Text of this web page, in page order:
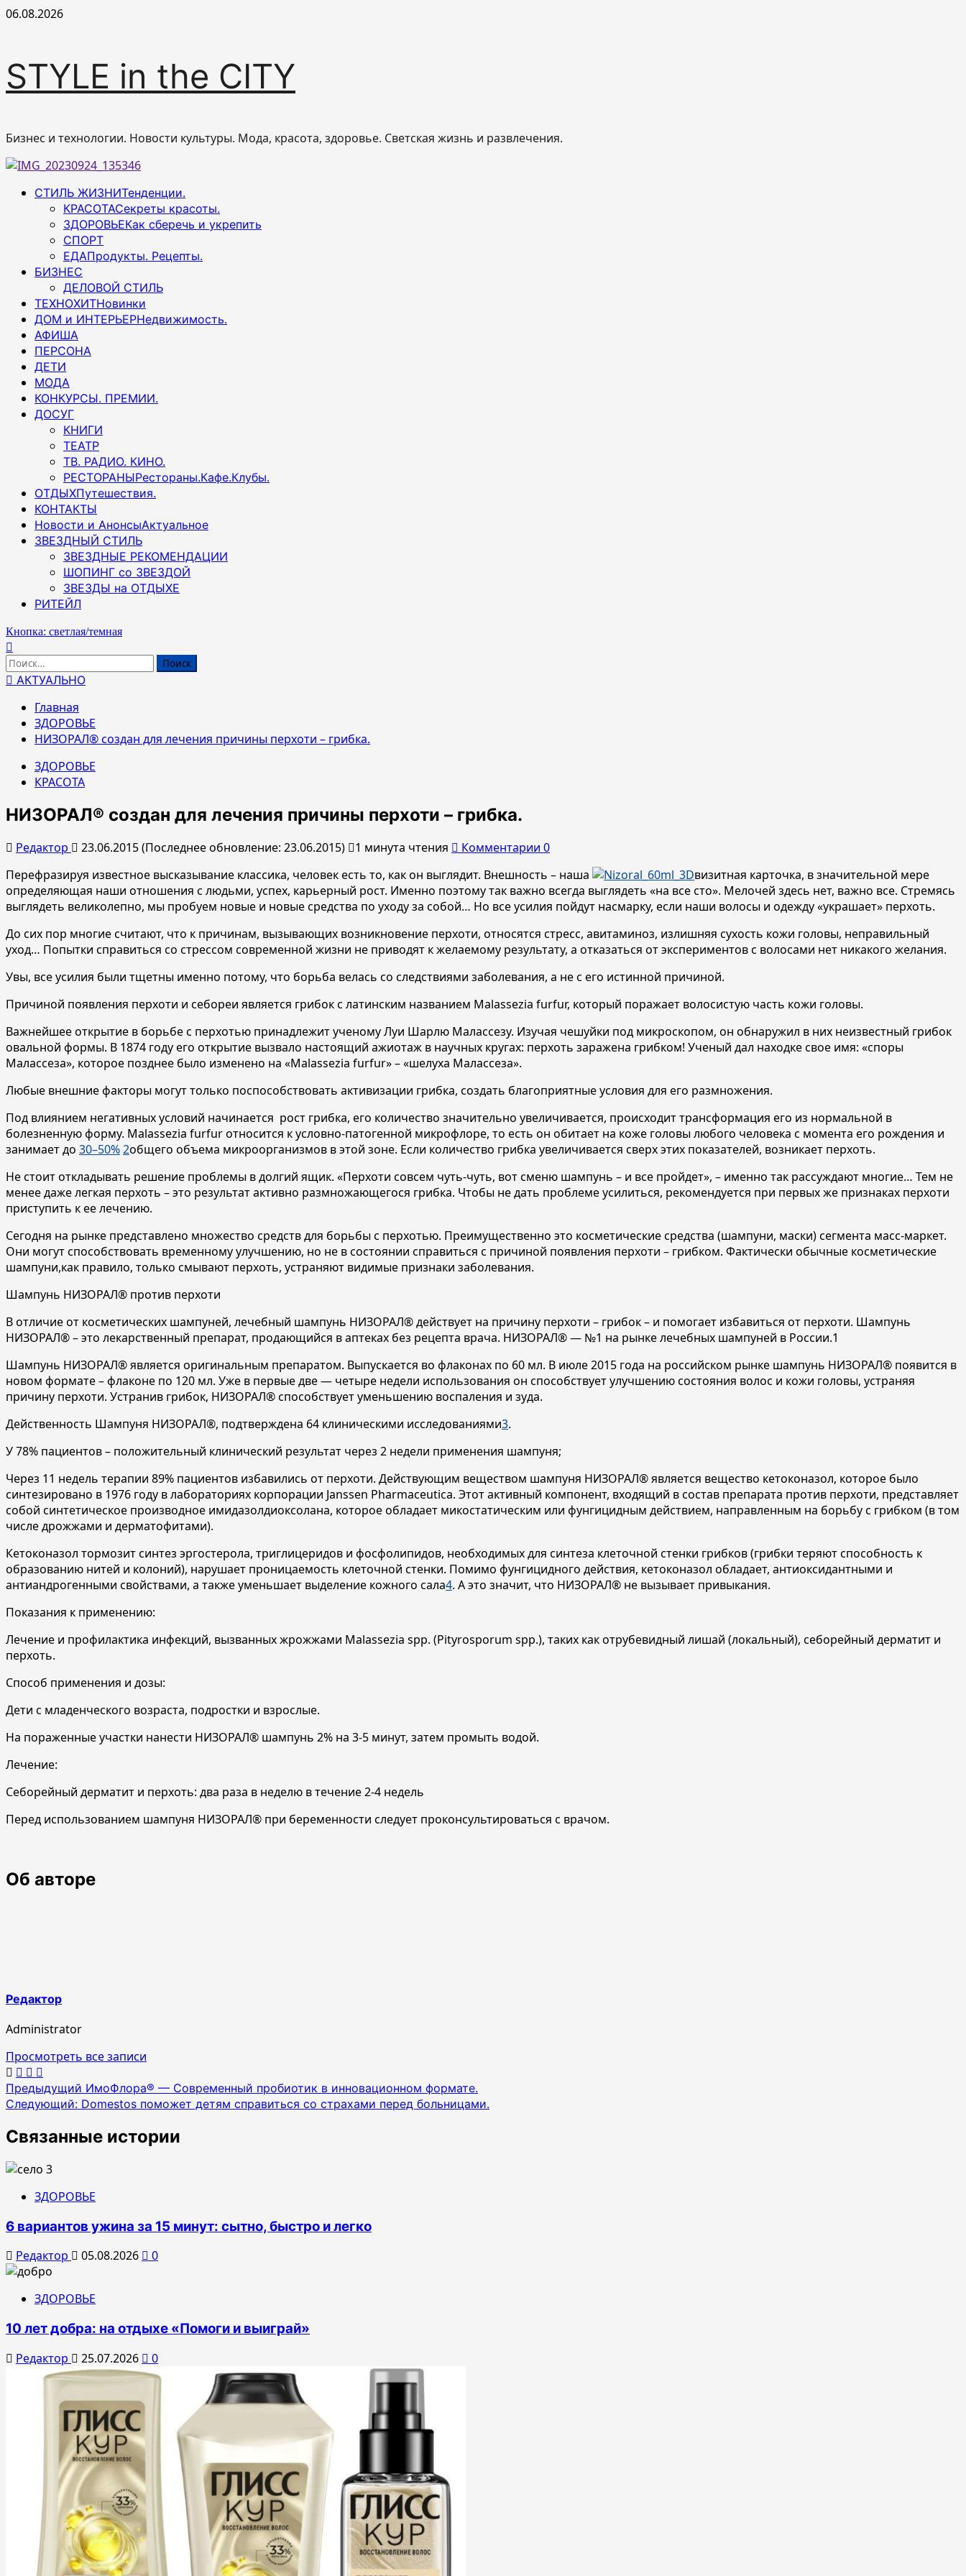
Перейти
06.08.2026
STYLE in the CITY
Бизнес и технологии. Новости культуры. Мода, красота, здоровье. Светская жизнь и развлечения.
Основное
СТИЛЬ ЖИЗНИТенденции.
КРАСОТАСекреты красоты.
ЗДОРОВЬЕКак сберечь и укрепить
СПОРТ
ЕДАПродукты. Рецепты.
БИЗНЕС
ДЕЛОВОЙ СТИЛЬ
ТЕХНОХИТНовинки
ДОМ и ИНТЕРЬЕРНедвижимость.
АФИША
ПЕРСОНА
ДЕТИ
МОДА
КОНКУРСЫ. ПРЕМИИ.
ДОСУГ
КНИГИ
ТЕАТР
ТВ. РАДИО. КИНО.
РЕСТОРАНЫРестораны.Кафе.Клубы.
ОТДЫХПутешествия.
КОНТАКТЫ
Новости и АнонсыАктуальное
ЗВЕЗДНЫЙ СТИЛЬ
ЗВЕЗДНЫЕ РЕКОМЕНДАЦИИ
ШОПИНГ со ЗВЕЗДОЙ
ЗВЕЗДЫ на ОТДЫХЕ
РИТЕЙЛ
Кнопка: светлая/темная
Найти:
АКТУАЛЬНО
Главная
ЗДОРОВЬЕ
НИЗОРАЛ® создан для лечения причины перхоти – грибка.
ЗДОРОВЬЕ
КРАСОТА
НИЗОРАЛ® создан для лечения причины перхоти – грибка.
Редактор 23.06.2015 (Последнее обновление: 23.06.2015) 1 минута чтения
Комментарии 0
Перефразируя известное высказывание классика, человек есть то, как он выглядит. Внешность – наша
визитная карточка, в значительной мере
определяющая наши отношения с людьми, успех, карьерный рост. Именно поэтому так важно всегда выглядеть «на все сто». Мелочей здесь нет, важно все. Стремясь
выглядеть великолепно, мы пробуем новые и новые средства по уходу за собой… Но все усилия пойдут насмарку, если наши волосы и одежду «украшает» перхоть.
До сих пор многие считают, что к причинам, вызывающих возникновение перхоти, относятся стресс, авитаминоз, излишняя сухость кожи головы, неправильный
уход… Попытки справиться со стрессом современной жизни не приводят к желаемому результату, а отказаться от экспериментов с волосами нет никакого желания.
Увы, все усилия были тщетны именно потому, что борьба велась со следствиями заболевания, а не с его истинной причиной.
Причиной появления перхоти и себореи является грибок с латинским названием Malassezia furfur, который поражает волосистую часть кожи головы.
Важнейшее открытие в борьбе с перхотью принадлежит ученому Луи Шарлю Малассезу. Изучая чешуйки под микроскопом, он обнаружил в них неизвестный грибок
овальной формы. В 1874 году его открытие вызвало настоящий ажиотаж в научных кругах: перхоть заражена грибком! Ученый дал находке свое имя: «споры
Малассеза», которое позднее было изменено на «Malassezia furfur» – «шелуха Малассеза».
Любые внешние факторы могут только поспособствовать активизации грибка, создать благоприятные условия для его размножения.
Под влиянием негативных условий начинается рост грибка, его количество значительно увеличивается, происходит трансформация его из нормальной в
болезненную форму. Malassezia furfur относится к условно-патогенной микрофлоре, то есть он обитает на коже головы любого человека с момента его рождения и
занимает до 30–50%2общего объема микроорганизмов в этой зоне. Если количество грибка увеличивается сверх этих показателей, возникает перхоть.
Не стоит откладывать решение проблемы в долгий ящик. «Перхоти совсем чуть-чуть, вот сменю шампунь – и все пройдет», – именно так рассуждают многие… Тем не
менее даже легкая перхоть – это результат активно размножающегося грибка. Чтобы не дать проблеме усилиться, рекомендуется при первых же признаках перхоти
приступить к ее лечению.
Сегодня на рынке представлено множество средств для борьбы с перхотью. Преимущественно это косметические средства (шампуни, маски) сегмента масс-маркет.
Они могут способствовать временному улучшению, но не в состоянии справиться с причиной появления перхоти – грибком. Фактически обычные косметические
шампуни,как правило, только смывают перхоть, устраняют видимые признаки заболевания.
Шампунь НИЗОРАЛ® против перхоти
В отличие от косметических шампуней, лечебный шампунь НИЗОРАЛ® действует на причину перхоти – грибок – и помогает избавиться от перхоти. Шампунь
НИЗОРАЛ® – это лекарственный препарат, продающийся в аптеках без рецепта врача. НИЗОРАЛ® — №1 на рынке лечебных шампуней в России.1
Шампунь НИЗОРАЛ® является оригинальным препаратом. Выпускается во флаконах по 60 мл. В июле 2015 года на российском рынке шампунь НИЗОРАЛ® появится в
новом формате – флаконе по 120 мл. Уже в первые две — четыре недели использования он способствует улучшению состояния волос и кожи головы, устраняя
причину перхоти. Устранив грибок, НИЗОРАЛ® способствует уменьшению воспаления и зуда.
Действенность Шампуня НИЗОРАЛ®, подтверждена 64 клиническими исследованиями3.
У 78% пациентов – положительный клинический результат через 2 недели применения шампуня;
Через 11 недель терапии 89% пациентов избавились от перхоти. Действующим веществом шампуня НИЗОРАЛ® является вещество кетоконазол, которое было
синтезировано в 1976 году в лабораториях корпорации Janssen Pharmaceutica. Этот активный компонент, входящий в состав препарата против перхоти, представляет
собой синтетическое производное имидазолдиоксолана, которое обладает микостатическим или фунгицидным действием, направленным на борьбу с грибком (в том
числе дрожжами и дерматофитами).
Кетоконазол тормозит синтез эргостерола, триглицеридов и фосфолипидов, необходимых для синтеза клеточной стенки грибков (грибки теряют способность к
образованию нитей и колоний), нарушает проницаемость клеточной стенки. Помимо фунгицидного действия, кетоконазол обладает, антиоксидантными и
антиандрогенными свойствами, а также уменьшает выделение кожного сала4. А это значит, что НИЗОРАЛ® не вызывает привыкания.
Показания к применению:
Лечение и профилактика инфекций, вызванных жрожжами Malassezia spp. (Pityrosporum spp.), таких как отрубевидный лишай (локальный), себорейный дерматит и
перхоть.
Способ применения и дозы:
Дети с младенческого возраста, подростки и взрослые.
На пораженные участки нанести НИЗОРАЛ® шампунь 2% на 3-5 минут, затем промыть водой.
Лечение:
Себорейный дерматит и перхоть: два раза в неделю в течение 2-4 недель
Перед использованием шампуня НИЗОРАЛ® при беременности следует проконсультироваться с врачом.
Об авторе
Редактор
Administrator
Просмотреть все записи
Навигация
по
записям
Предыдущий ИмоФлора® — Современный пробиотик в инновационном формате.
Следующий: Domestos поможет детям справиться со страхами перед больницами.
Связанные истории
ЗДОРОВЬЕ
6 вариантов ужина за 15 минут: сытно, быстро и легко
Редактор 05.08.2026 0
ЗДОРОВЬЕ
10 лет добра: на отдыхе «Помоги и выиграй»
Редактор 25.07.2026 0